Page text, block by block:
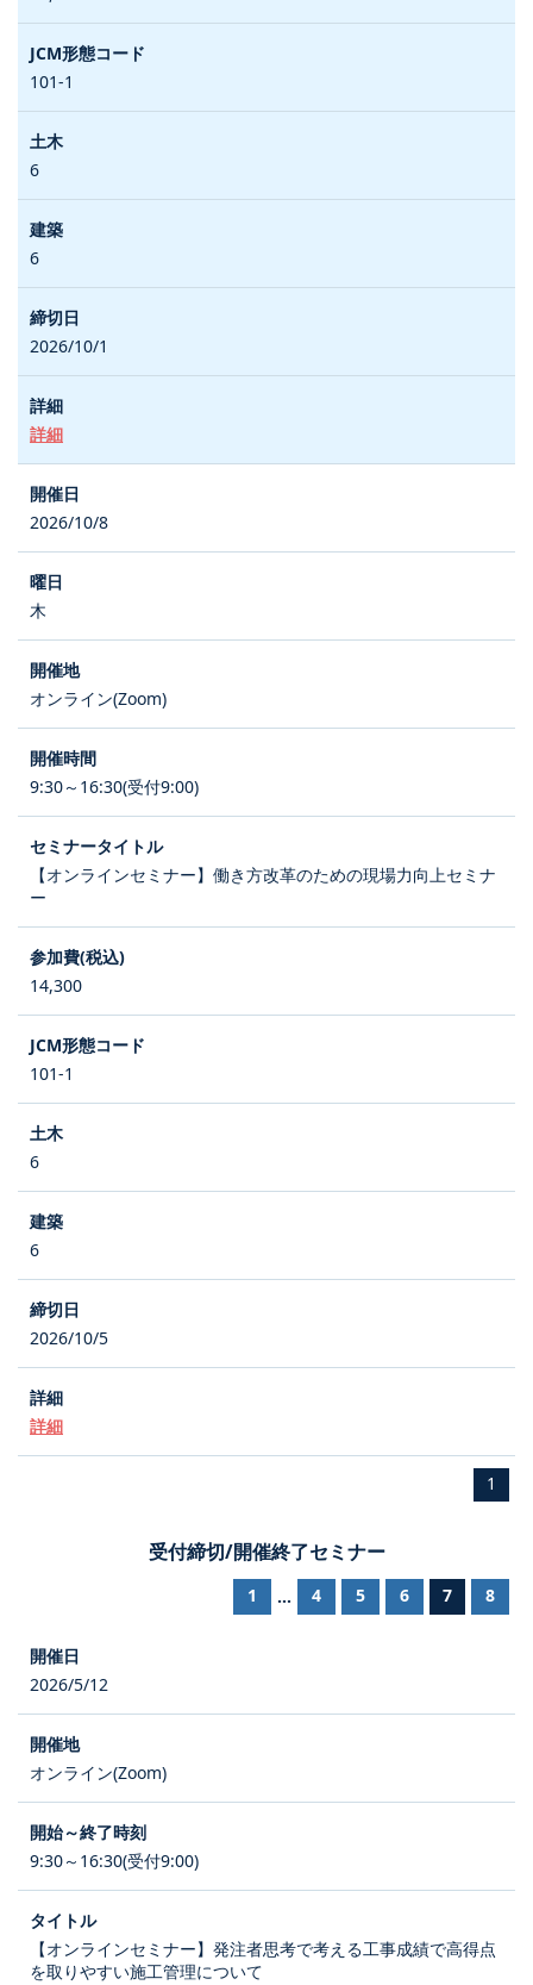
101-1
6
6
2026/10/1
詳細
2026/10/8
木
オンライン(Zoom)
9:30～16:30(受付9:00)
【オンラインセミナー】働き方改革のための現場力向上セミナ
ー
14,300
101-1
6
6
2026/10/5
詳細
1
受付締切/開催終了セミナー
1 ... 4 5 6 7 8
2026/5/12
オンライン(Zoom)
9:30～16:30(受付9:00)
【オンラインセミナー】発注者思考で考える工事成績で高得点
を取りやすい施工管理について